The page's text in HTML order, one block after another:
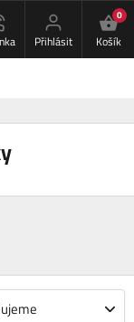
Přihlásit
0
Košík